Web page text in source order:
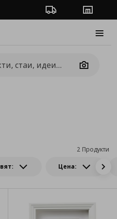
Проследяване на
Camera
Цена:
2 Продукти